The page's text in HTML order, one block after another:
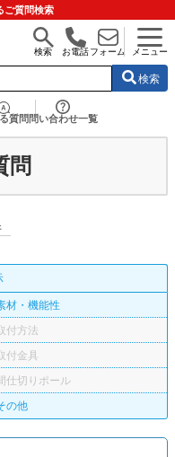
ご質問検索
検索 お電話フォーム メニュー
検索
質問 問い合わせ一覧
問
材・機能性
付方法
付金具
仕切りポール
の他